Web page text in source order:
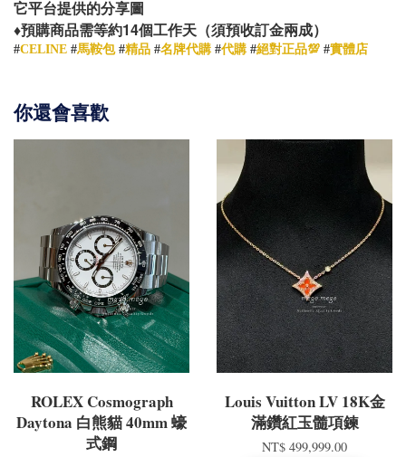
它平台提供的分享圖
♦️預購商品需等約14個工作天（須預收訂金兩成）
#CELINE #馬鞍包#精品 #名牌代購 #代購 #絕對正品💯 #實體店
你還會喜歡
ROLEX Cosmograph
Daytona 白熊貓 40mm 蠔
式鋼
Louis Vuitton LV 18K金
滿鑽紅玉髓項鍊
NT$ 499,999.00